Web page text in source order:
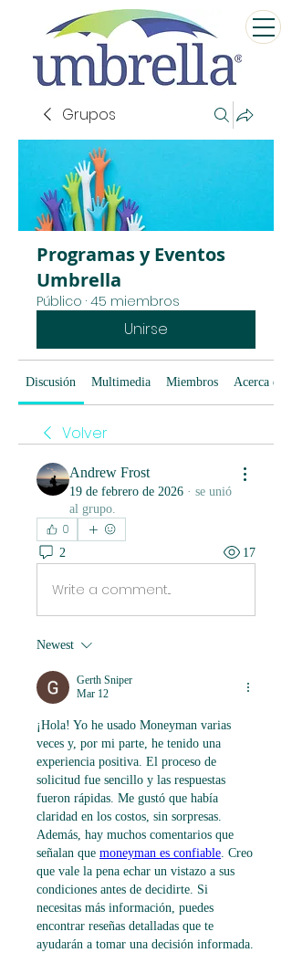
Grupos
Programas y Eventos
Umbrella
Público · 45 miembros
Unirse
Discusión Multimedia Miembros Acerca de
Volver
Andrew Frost
19 de febrero de 2026 · se unió
al grupo.
0
2 17
Write a comment...
Newest
Gerth Sniper
Mar 12
¡Hola! Yo he usado Moneyman varias
veces y, por mi parte, he tenido una
experiencia positiva. El proceso de
solicitud fue sencillo y las respuestas
fueron rápidas. Me gustó que había
claridad en los costos, sin sorpresas.
Además, hay muchos comentarios que
señalan que moneyman es confiable. Creo
que vale la pena echar un vistazo a sus
condiciones antes de decidirte. Si
necesitas más información, puedes
encontrar reseñas detalladas que te
ayudarán a tomar una decisión informada.